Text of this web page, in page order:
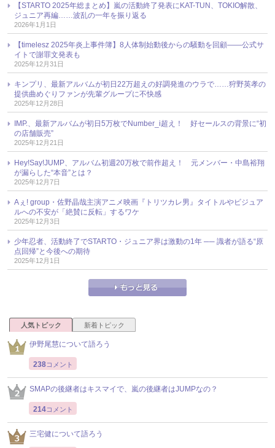
【STARTO 2025年総まとめ】嵐の活動終了発表にKAT-TUN、TOKIO解散、
ジュニア再編……波乱の一年を振り返る
2026年1月1日
【timelesz 2025年炎上事件簿】8人体制始動後からの騒動を回顧――公式サ
イトで謝罪文発表も
2025年12月31日
キンプリ、最新アルバムが初日22万超えの好調発進のウラで……狩野英孝の
提供曲めぐりファンが先輩グループに不快感
2025年12月28日
IMP.、最新アルバムが初日5万枚でNumber_i超え！ 好セールスの背景に“初
の店舗販売”
2025年12月21日
Hey!Say!JUMP、アルバム初週20万枚で前作超え！ 元メンバー・中島裕翔
が漏らした“本音”とは？
2025年12月7日
Aぇ! group・佐野晶哉主演アニメ映画『トリツカレ男』タイトルやビジュア
ルへの不安が「絶賛に反転」するワケ
2025年12月3日
少年忍者、活動終了でSTARTO・ジュニア界は激動の1年 ── 識者が語る“原
点回帰”と今後への期待
2025年12月1日
人気トピック 新着トピック
伊野尾慧について語ろう
238コメント
SMAPの後継者はキスマイで、嵐の後継者はJUMPなの？
214コメント
三宅健について語ろう